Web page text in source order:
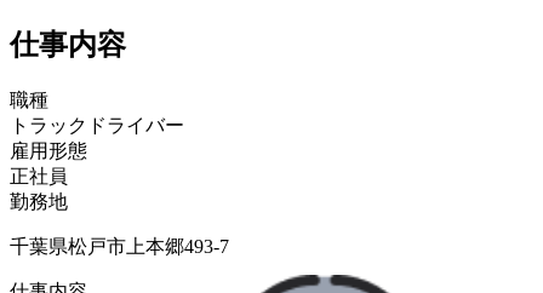
仕事内容
職種
トラックドライバー
雇用形態
正社員
勤務地
千葉県松戸市上本郷493-7